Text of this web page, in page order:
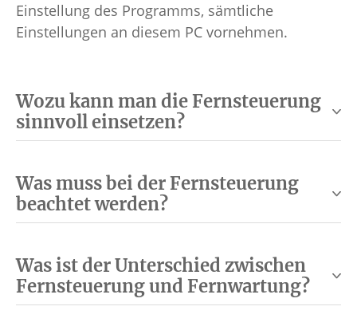
Einstellung des Programms, sämtliche
Einstellungen an diesem PC vornehmen.
Wozu kann man die Fernsteuerung
sinnvoll einsetzen?
Was muss bei der Fernsteuerung
beachtet werden?
Was ist der Unterschied zwischen
Fernsteuerung und Fernwartung?